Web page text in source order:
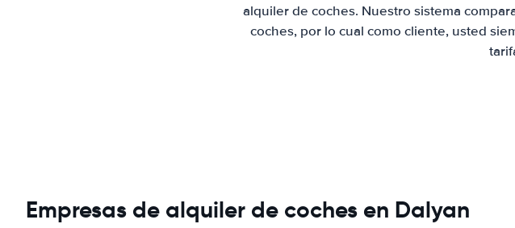
alquiler de coches. Nuestro sistema
coches, por lo cual como cliente, usted
Empresas de alquiler de coches en Dalyan